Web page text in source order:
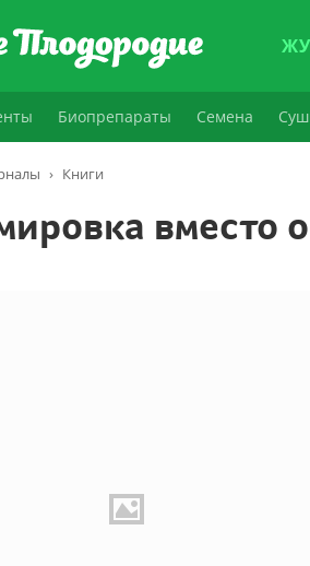
Биопрепараты Семена
› Книги
вместо